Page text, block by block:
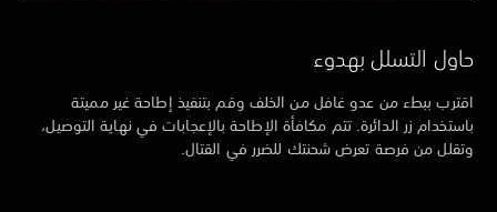
حاول التسلل بهدوء
اقترب ببطء من عدو غافل من الخلف وقم بتنفيذ إطاحة غير مميتة
باستخدام زر الدائرة. تتم مكافأة الإطاحة بالإعجابات في نهاية التوصيل،
وتقلل من فرصة تعرض شحنتك للضرر في القتال.